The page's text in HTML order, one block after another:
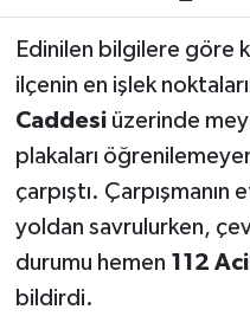
Edinilen bilgilere göre
ilçenin en işlek
Caddesiüzerinde
plakaları
çarpıştı. Çarpışmanın
yoldan savrulurken,
durumu hemen 112
bildirdi.
MAKALE
POLİTİKA
REKLAM
SAĞLIK